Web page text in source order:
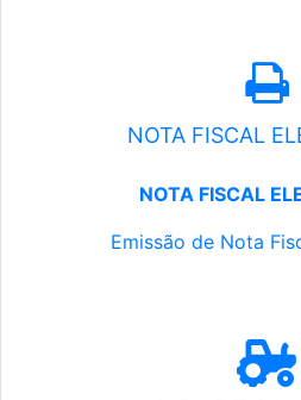
NOTA FISCAL
NOTA FISCAL
Emissão de Nota